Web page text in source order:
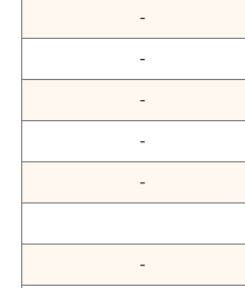
-
-
-
-
-
-